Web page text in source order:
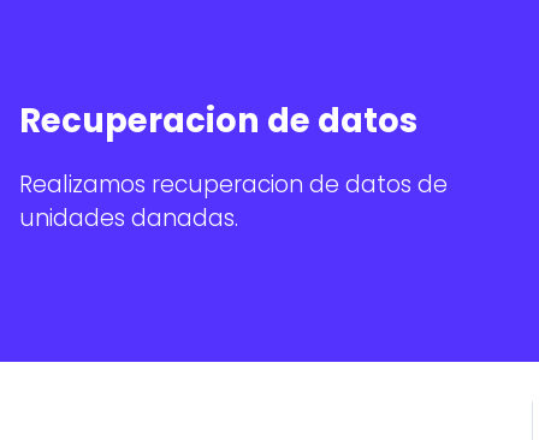
Asistencia tecnica
Recuperacion de datos
Diseno grafico
Consultoria
Recuperacion de datos
Realizamos recuperacion de datos de
unidades danadas.